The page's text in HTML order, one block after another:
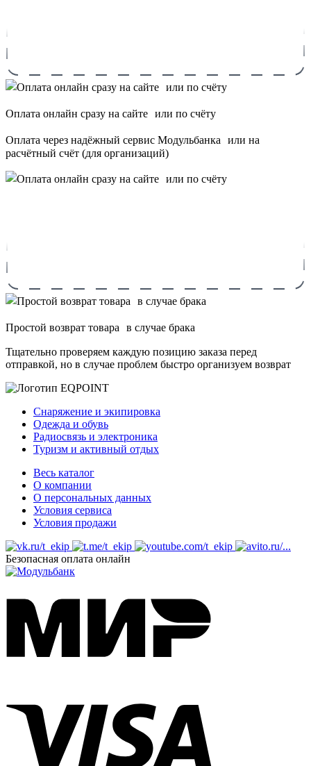
Оплата онлайн сразу на сайте или по счёту
Оплата через надёжный сервис Модульбанка или на
расчётный счёт (для организаций)
Простой возврат товара в случае брака
Тщательно проверяем каждую позицию заказа перед
отправкой, но в случае проблем быстро организуем возврат
Снаряжение и экипировка
Одежда и обувь
Радиосвязь и электроника
Туризм и активный отдых
Весь каталог
О компании
О персональных данных
Условия сервиса
Условия продажи
Безопасная оплата онлайн